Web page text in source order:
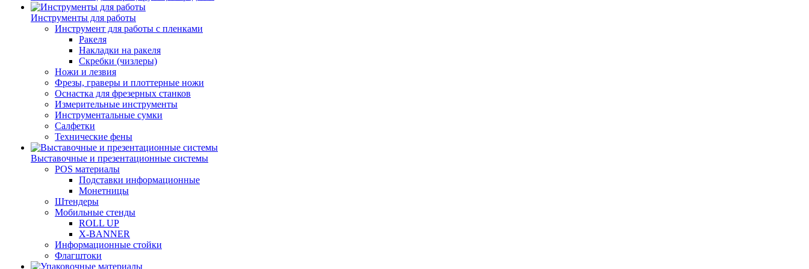
Инструменты для работы
Инструмент для работы с пленками
Ракеля
Накладки на ракеля
Скребки (чизлеры)
Ножи и лезвия
Фрезы, граверы и плоттерные ножи
Оснастка для фрезерных станков
Измерительные инструменты
Инструментальные сумки
Салфетки
Технические фены
Выставочные и презентационные системы
POS материалы
Подставки информационные
Монетницы
Штендеры
Мобильные стенды
ROLL UP
X-BANNER
Информационные стойки
Флагштоки